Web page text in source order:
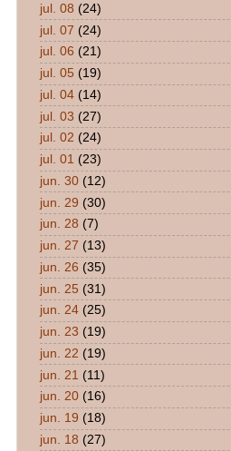
jul. 08 (24)
jul. 07 (24)
jul. 06 (21)
jul. 05 (19)
jul. 04 (14)
jul. 03 (27)
jul. 02 (24)
jul. 01 (23)
jun. 30 (12)
jun. 29 (30)
jun. 28 (7)
jun. 27 (13)
jun. 26 (35)
jun. 25 (31)
jun. 24 (25)
jun. 23 (19)
jun. 22 (19)
jun. 21 (11)
jun. 20 (16)
jun. 19 (18)
jun. 18 (27)